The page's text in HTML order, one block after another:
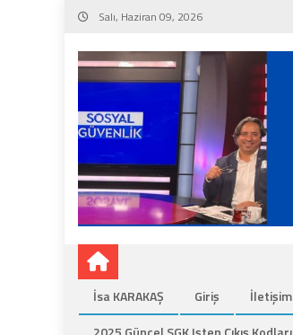
Skip
content
Salı, Haziran 09, 2026
İsa KARAKAŞ Giriş İletişim